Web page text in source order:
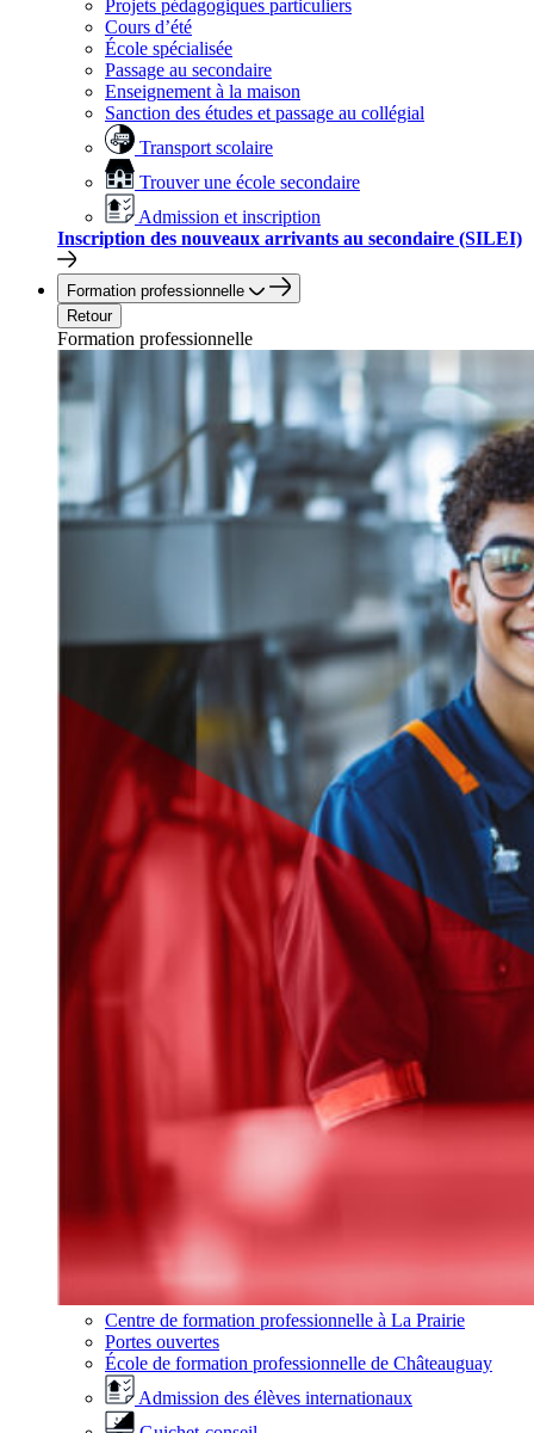
Projets pédagogiques particuliers
Cours d’été
École spécialisée
Passage au secondaire
Enseignement à la maison
Sanction des études et passage au collégial
Transport scolaire
Trouver une école secondaire
Admission et inscription
Inscription des nouveaux arrivants au secondaire (SILEI)
Formation professionnelle
Retour
Formation professionnelle
Centre de formation professionnelle à La Prairie
Portes ouvertes
École de formation professionnelle de Châteauguay
Admission des élèves internationaux